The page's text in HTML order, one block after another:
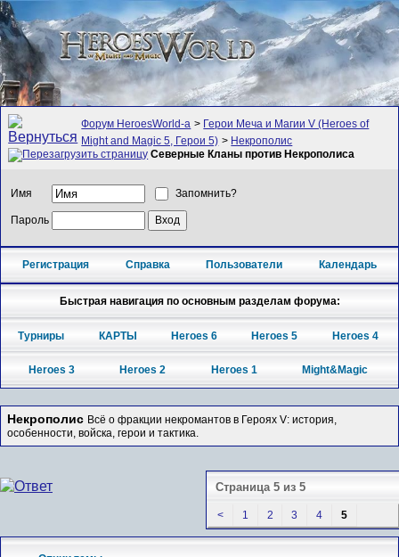
Форум HeroesWorld-а > Герои Меча и Магии V (Heroes of
Might and Magic 5, Герои 5) > Некрополис
Северные Кланы против Некрополиса
Имя Запомнить?
Пароль
Регистрация Справка Пользователи Календарь
Быстрая навигация по основным разделам форума:
Турниры КАРТЫ Heroes 6 Heroes 5 Heroes 4
Heroes 3 Heroes 2 Heroes 1 Might&Magic
Некрополис Всё о фракции некромантов в Героях V: история,
особенности, войска, герои и тактика.
Страница 5 из 5
< 1 2 3 4 5